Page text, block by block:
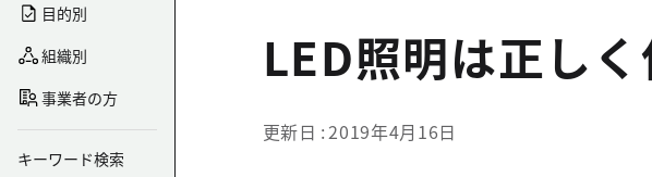
目的別
組織別
事業者の方
キーワード検索
LED照明は正し
更新日 2019年4月16日